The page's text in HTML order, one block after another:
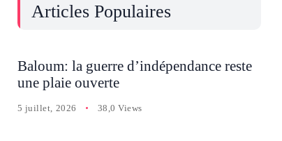
Articles Populaires
Baloum: la guerre d’indépendance reste
une plaie ouverte
5 juillet, 2026 38,0 Views